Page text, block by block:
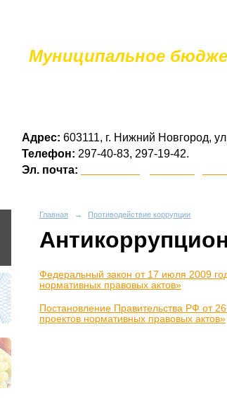
Муниципальное
Адрес: 603111, г. Нижний Новгород,
Телефон: 297-40-83, 297-19-42.
Эл. почта:
Главная → Противодействие коррупции
Федеральный закон от 17 июля 2009
нормативных правовых актов»
Постановление Правительства РФ от
проектов нормативных правовых актов»